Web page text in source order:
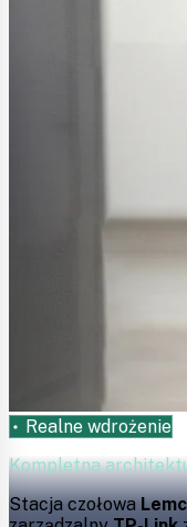
Realne wdrożenie
Kompletna
Stacja czołowa